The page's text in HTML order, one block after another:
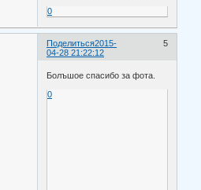
0
Поделиться 5
2015-
04-28 21:22:12
Болъшое спасибо за фота.
0